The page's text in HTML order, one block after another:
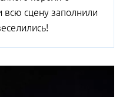
сцену заполнили